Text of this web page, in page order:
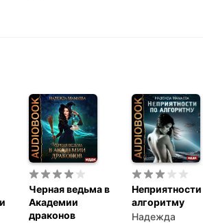
Черная ведьма в
Академии
драконов
Неприятности
алгоритму
Надежда